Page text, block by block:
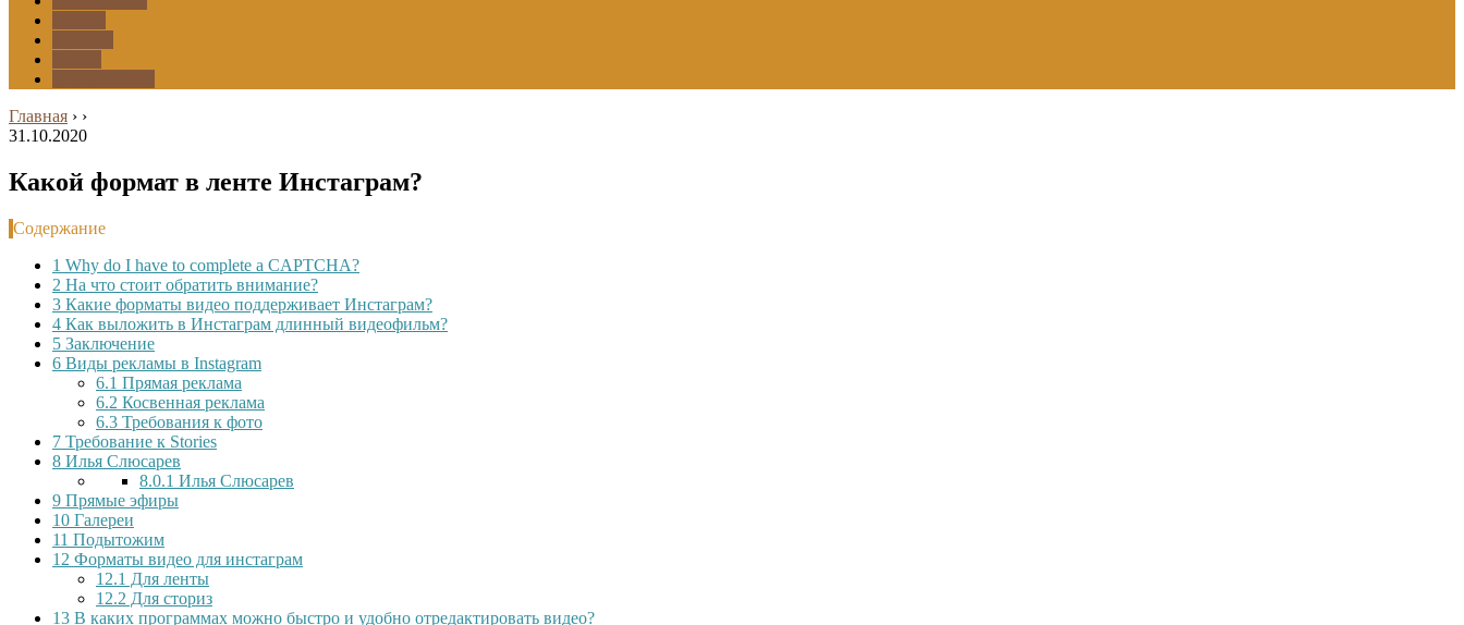
Главная › ›
31.10.2020
Какой формат в ленте Инстаграм?
Содержание
1 Why do I have to complete a CAPTCHA?
2 На что стоит обратить внимание?
3 Какие форматы видео поддерживает Инстаграм?
4 Как выложить в Инстаграм длинный видеофильм?
5 Заключение
6 Виды рекламы в Instagram
6.1 Прямая реклама
6.2 Косвенная реклама
6.3 Требования к фото
7 Требование к Stories
8 Илья Слюсарев
8.0.1 Илья Слюсарев
9 Прямые эфиры
10 Галереи
11 Подытожим
12 Форматы видео для инстаграм
12.1 Для ленты
12.2 Для сториз
13 В каких программах можно быстро и удобно отредактировать видео?